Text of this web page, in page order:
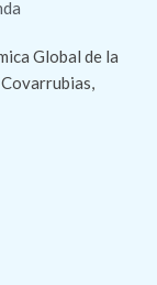
Global de la